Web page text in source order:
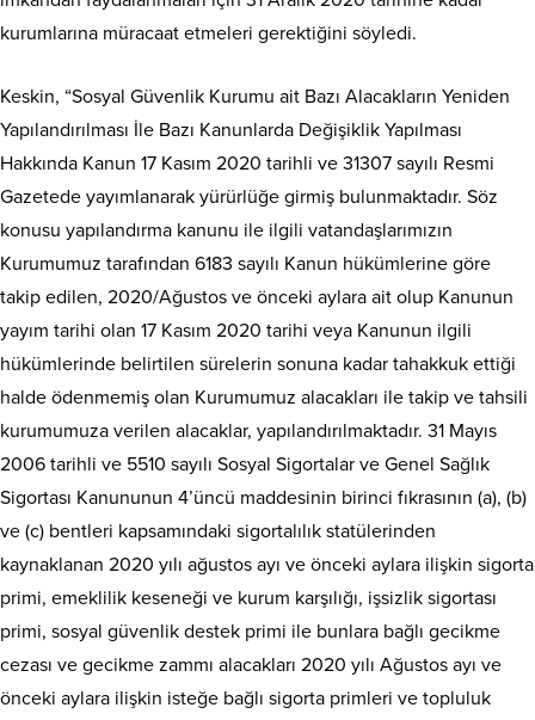
kurumlarına müracaat etmeleri gerektiğini söyledi.
Keskin, “Sosyal Güvenlik Kurumu ait Bazı Alacakların Yeniden
Yapılandırılması İle Bazı Kanunlarda Değişiklik Yapılması
Hakkında Kanun 17 Kasım 2020 tarihli ve 31307 sayılı Resmi
Gazetede yayımlanarak yürürlüğe girmiş bulunmaktadır. Söz
konusu yapılandırma kanunu ile ilgili vatandaşlarımızın
Kurumumuz tarafından 6183 sayılı Kanun hükümlerine göre
takip edilen, 2020/Ağustos ve önceki aylara ait olup Kanunun
yayım tarihi olan 17 Kasım 2020 tarihi veya Kanunun ilgili
hükümlerinde belirtilen sürelerin sonuna kadar tahakkuk ettiği
halde ödenmemiş olan Kurumumuz alacakları ile takip ve tahsili
kurumumuza verilen alacaklar, yapılandırılmaktadır. 31 Mayıs
2006 tarihli ve 5510 sayılı Sosyal Sigortalar ve Genel Sağlık
Sigortası Kanununun 4’üncü maddesinin birinci fıkrasının (a), (b)
ve (c) bentleri kapsamındaki sigortalılık statülerinden
kaynaklanan 2020 yılı ağustos ayı ve önceki aylara ilişkin sigorta
primi, emeklilik keseneği ve kurum karşılığı, işsizlik sigortası
primi, sosyal güvenlik destek primi ile bunlara bağlı gecikme
cezası ve gecikme zammı alacakları 2020 yılı Ağustos ayı ve
önceki aylara ilişkin isteğe bağlı sigorta primleri ve topluluk